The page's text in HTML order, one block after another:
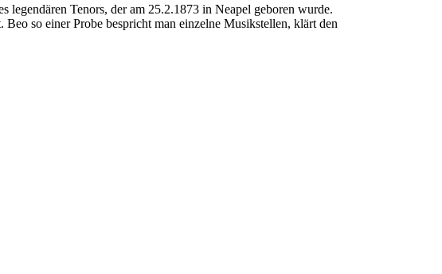
legendären Tenors, der am 25.2.1873 in Neapel geboren wurde.
so einer Probe bespricht man einzelne Musikstellen, klärt den